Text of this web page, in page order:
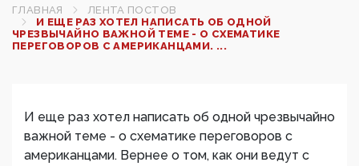
ГЛАВНАЯ
ЛЕНТА ПОСТОВ
И ЕЩЕ РАЗ ХОТЕЛ НАПИСАТЬ ОБ ОДНОЙ
ЧРЕЗВЫЧАЙНО ВАЖНОЙ ТЕМЕ - О СХЕМАТИКЕ
ПЕРЕГОВОРОВ С АМЕРИКАНЦАМИ. ...
И еще раз хотел написать об одной чрезвычайно
важной теме - о схематике переговоров с
американцами. Вернее о том, как они ведут с